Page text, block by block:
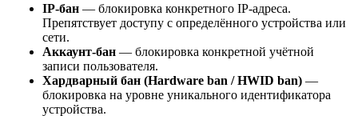
IP-бан — блокировка конкретного IP-адреса.
Препятствует доступу с определённого устройства или
сети.
Аккаунт-бан — блокировка конкретной учётной
записи пользователя.
Хардварный бан (Hardware ban / HWID ban) —
блокировка на уровне уникального идентификатора
устройства.